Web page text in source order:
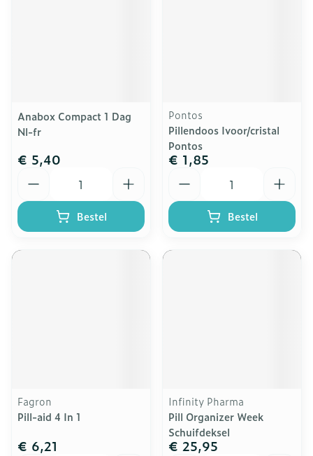
Anabox Compact 1 Dag
Nl-fr
€ 5,40
Bestel
Pontos
Pillendoos Ivoor/cristal
Pontos
€ 1,85
Bestel
Fagron
Pill-aid 4 In 1
€ 6,21
Infinity Pharma
Pill Organizer Week
Schuifdeksel
€ 25,95